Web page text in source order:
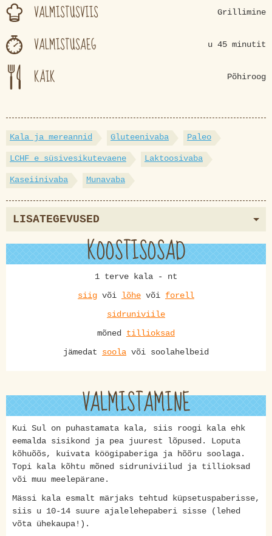
VALMISTUSVIIS
Grillimine
VALMISTUSAEG u 45 minutit
KÄIK Põhiroog
Kala ja mereannid Gluteenivaba Paleo
LCHF e süsivesikutevaene Laktoosivaba
Kaseiinivaba Munavaba
LISATEGEVUSED
KOOSTISOSAD
1 terve kala - nt
siig või lõhe või forell
sidruniviile
mõned tillioksad
jämedat soola või soolahelbeid
VALMISTAMINE
Kui Sul on puhastamata kala, siis roogi kala ehk
eemalda sisikond ja pea juurest lõpused. Loputa
kõhuõõs, kuivata köögipaberiga ja hõõru soolaga.
Topi kala kõhtu mõned sidruniviilud ja tillioksad
või muu meelepärane.
Mässi kala esmalt märjaks tehtud küpsetuspaberisse,
siis u 10-14 suure ajalelehepaberi sisse (lehed
võta ühekaupa!).